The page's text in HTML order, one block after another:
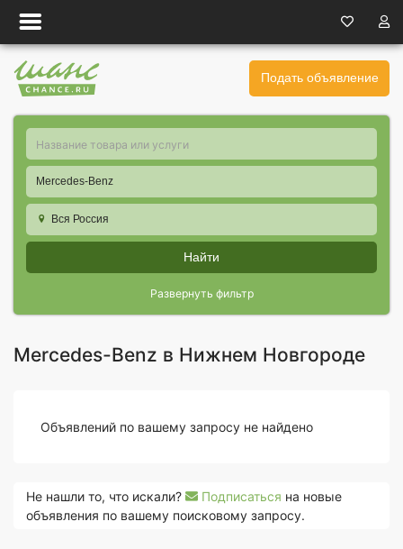
Подать объявление
Mercedes-Benz
Вся Россия
Найти
Развернуть фильтр
Mercedes-Benz в Нижнем Новгороде
Объявлений по вашему запросу не найдено
Не нашли то, что искали? Подписаться на новые
объявления по вашему поисковому запросу.